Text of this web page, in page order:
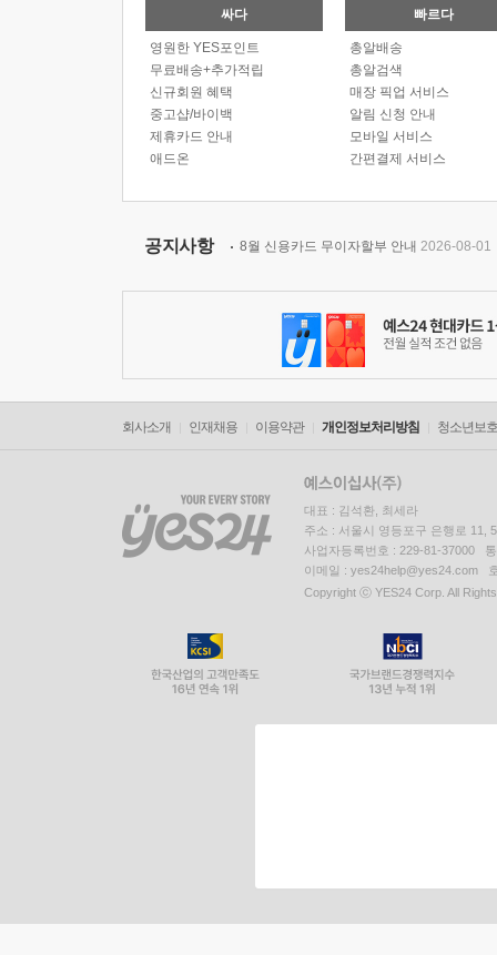
싸다
영원한 YES포인트
무료배송+추가적립
신규회원 혜택
중고샵/바이백
제휴카드 안내
애드온
빠르다
총알배송
총알검색
매장 픽업 서비스
알림 신청 안내
모바일 서비스
간편결제 서비스
공지사항 8월 신용카드 무이자할부 안내 2026-08-01
회사소개 인재채용 이용약관 개인정보처리방침 청소년보
대표 : 김석환, 최세라
주소 : 서울시 영등포구 은행로 11,
사업자등록번호 : 229-81-37000
이메일 : yes24help@yes24.com
Copyright ⓒ YES24 Corp. All